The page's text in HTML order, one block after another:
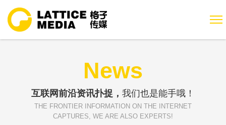
News
互联网前沿资讯扑捉， 我们也是能手哦！
THE FRONTIER INFORMATION ON THE INTERNET
CAPTURES, WE ARE ALSO EXPERTS!